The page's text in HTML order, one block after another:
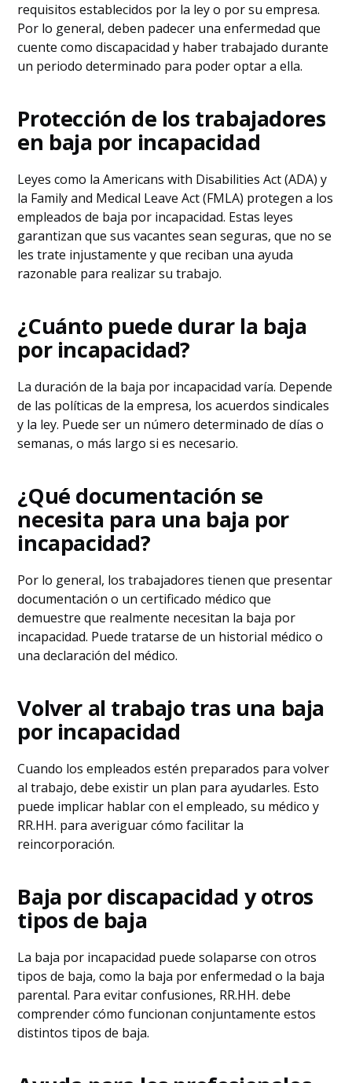
requisitos establecidos por la ley o por su empresa.
Por lo general, deben padecer una enfermedad que
cuente como discapacidad y haber trabajado durante
un periodo determinado para poder optar a ella.
Protección de los trabajadores
en baja por incapacidad
Leyes como la Americans with Disabilities Act (ADA) y
la Family and Medical Leave Act (FMLA) protegen a los
empleados de baja por incapacidad. Estas leyes
garantizan que sus vacantes sean seguras, que no se
les trate injustamente y que reciban una ayuda
razonable para realizar su trabajo.
¿Cuánto puede durar la baja
por incapacidad?
La duración de la baja por incapacidad varía. Depende
de las políticas de la empresa, los acuerdos sindicales
y la ley. Puede ser un número determinado de días o
semanas, o más largo si es necesario.
¿Qué documentación se
necesita para una baja por
incapacidad?
Por lo general, los trabajadores tienen que presentar
documentación o un certificado médico que
demuestre que realmente necesitan la baja por
incapacidad. Puede tratarse de un historial médico o
una declaración del médico.
Volver al trabajo tras una baja
por incapacidad
Cuando los empleados estén preparados para volver
al trabajo, debe existir un plan para ayudarles. Esto
puede implicar hablar con el empleado, su médico y
RR.HH. para averiguar cómo facilitar la
reincorporación.
Baja por discapacidad y otros
tipos de baja
La baja por incapacidad puede solaparse con otros
tipos de baja, como la baja por enfermedad o la baja
parental. Para evitar confusiones, RR.HH. debe
comprender cómo funcionan conjuntamente estos
distintos tipos de baja.